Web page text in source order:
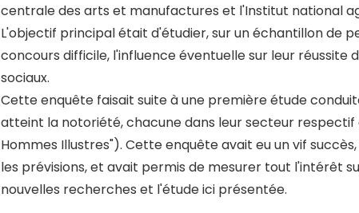
centrale des arts et manufactures et l'Institut national
L'objectif principal était d'étudier, sur un échantillon de
concours difficile, l'influence éventuelle sur leur réussite
sociaux.
Cette enquête faisait suite à une première étude
atteint la notoriété, chacune dans leur secteur respectif
Hommes Illustres"). Cette enquête avait eu un vif
les prévisions, et avait permis de mesurer tout l'intérêt
nouvelles recherches et l'étude ici présentée.